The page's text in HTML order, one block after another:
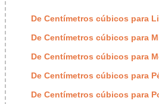
De Centímetros cúbicos para
De Centímetros cúbicos para
De Centímetros cúbicos para
De Centímetros cúbicos para
De Centímetros cúbicos para